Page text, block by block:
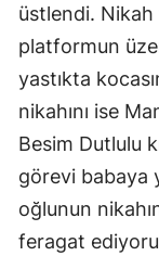
üstlendi.
platformun
yastıkta
nikahını ise
Besim Dutlulu
görevi babaya
oğlunun
feragat